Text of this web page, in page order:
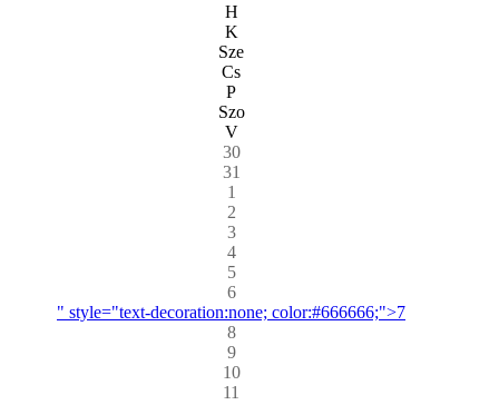
H
K
Sze
Cs
P
Szo
V
30
31
1
2
3
4
5
6
" style="text-decoration:none; color:#666666;">7
8
9
10
11